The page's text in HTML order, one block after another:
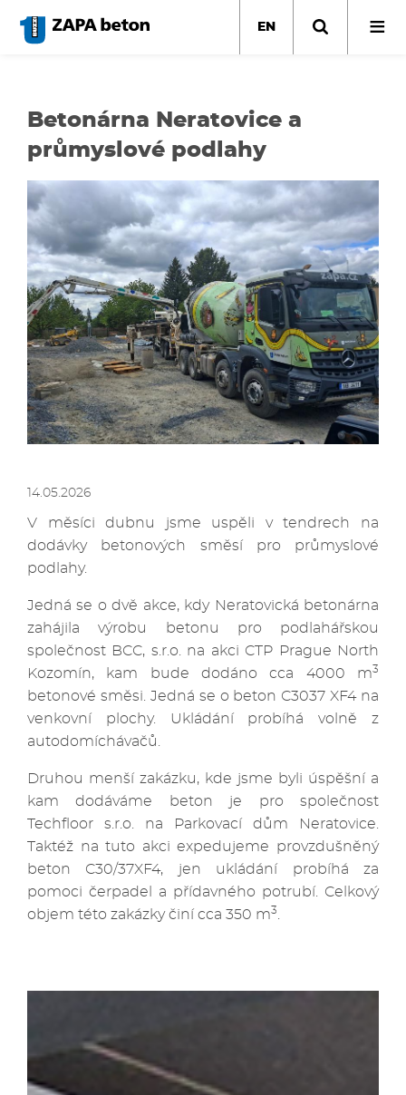
main
EN
Betonárna Neratovice a
průmyslové podlahy
14.05.2026
V měsíci dubnu jsme uspěli v tendrech na
dodávky betonových směsí pro průmyslové
podlahy.
Jedná se o dvě akce, kdy Neratovická betonárna
zahájila výrobu betonu pro podlahářskou
společnost BCC, s.r.o. na akci CTP Prague North
Kozomín, kam bude dodáno cca 4000 m3
betonové směsi. Jedná se o beton C3037 XF4 na
venkovní plochy. Ukládání probíhá volně z
autodomíchávačů.
Druhou menší zakázku, kde jsme byli úspěšní a
kam dodáváme beton je pro společnost
Techfloor s.r.o. na Parkovací dům Neratovice.
Taktéž na tuto akci expedujeme provzdušněný
beton C30/37XF4, jen ukládání probíhá za
pomoci čerpadel a přídavného potrubí. Celkový
objem této zakázky činí cca 350 m3.